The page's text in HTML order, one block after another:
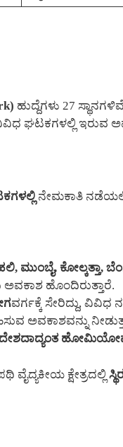
ಹುದ್ದೆಗಳು 27
ಘಟಕಗಳಲ್ಲಿ ಇರುವ
ನೇಮಕಾತಿ
ಮುಂಬೈ, ಕೋಲ್ಕತ್ತಾ,
ಹೊಂದಿರುತ್ತಾರೆ.
ವರ್ಗಕ್ಕೆ ಸೇರಿದ್ದು, ವಿವಿಧ
ಅವಕಾಶವನ್ನು
ದೇಶದಾದ್ಯಂತ ಹೋಮಿಯೋಪಥಿ
ಕ್ಷೇತ್ರದಲ್ಲಿ